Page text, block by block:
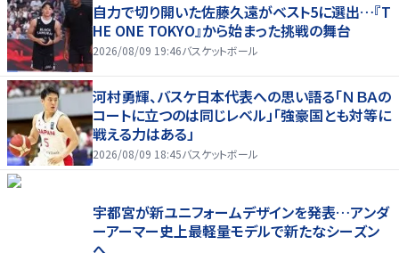
自力で切り開いた佐藤久遠がベスト5に選出…『T
HE ONE TOKYO』から始まった挑戦の舞台
2026/08/09 19:46バスケットボール
河村勇輝、バスケ日本代表への思い語る「ＮＢＡの
コートに立つのは同じレベル」「強豪国とも対等に
戦える力はある」
2026/08/09 18:45バスケットボール
宇都宮が新ユニフォームデザインを発表…アンダ
ーアーマー史上最軽量モデルで新たなシーズン